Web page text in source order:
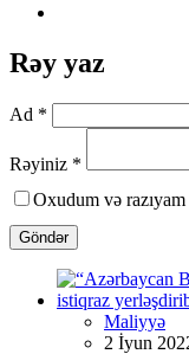
Rəy yaz
Ad *
Rəyiniz *
Oxudum və razıyam
Göndər
Maliyyə
2 İyun